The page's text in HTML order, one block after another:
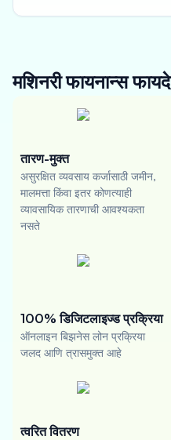
मशिनरी फायनान्सफायदे
तारण-मुक्त
असुरक्षित व्यवसाय कर्जासाठी जमीन,
मालमत्ता किंवा इतर कोणत्याही
व्यावसायिक तारणाची आवश्यकता
नसते
100% डिजिटलाइज्ड प्रक्रिया
ऑनलाइन बिझनेस लोन प्रक्रिया
जलद आणि त्रासमुक्त आहे
त्वरित वितरण